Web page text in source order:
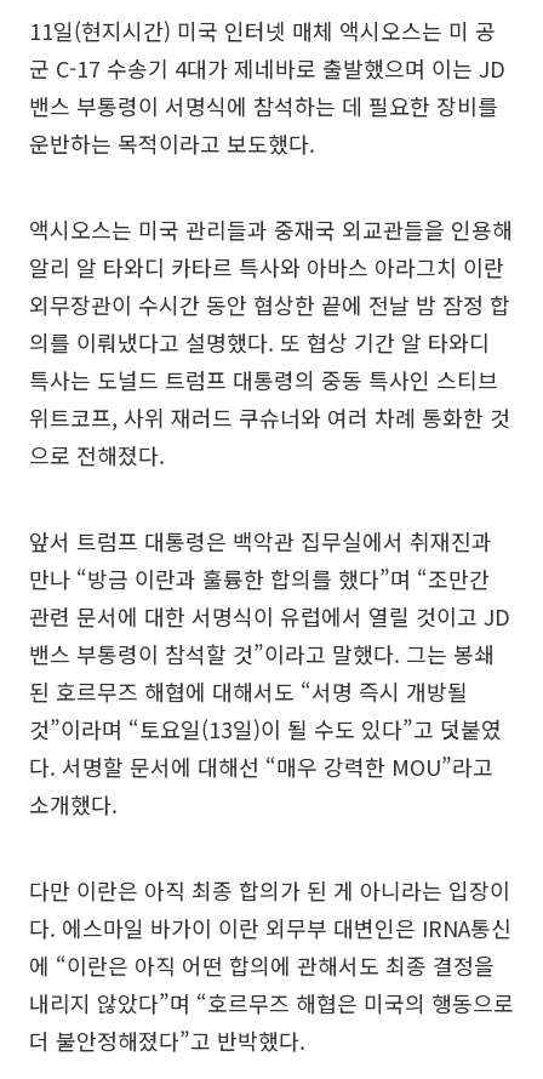
11일(현지시간) 미국 인터넷 매체 액시오스는 미 공
군 C-17 수송기 4대가 제네바로 출발했으며 이는 JD
밴스 부통령이 서명식에 참석하는 데 필요한 장비를
운반하는 목적이라고 보도했다.
액시오스는 미국 관리들과 중재국 외교관들을 인용해
알리 알 타와디 카타르 특사와 아바스 아라그치 이란
외무장관이 수시간 동안 협상한 끝에 전날 밤 잠정 합
의를 이뤄냈다고 설명했다. 또 협상 기간 알 타와디
특사는 도널드 트럼프 대통령의 중동 특사인 스티브
위트코프, 사위 재러드 쿠슈너와 여러 차례 통화한 것
으로 전해졌다.
앞서 트럼프 대통령은 백악관 집무실에서 취재진과
만나 “방금 이란과 훌륭한 합의를 했다”며 “조만간
관련 문서에 대한 서명식이 유럽에서 열릴 것이고 JD
밴스 부통령이 참석할 것”이라고 말했다. 그는 봉쇄
된 호르무즈 해협에 대해서도 “서명 즉시 개방될
것”이라며 “토요일(13일)이 될 수도 있다”고 덧붙였
다. 서명할 문서에 대해선 “매우 강력한 MOU”라고
소개했다.
다만 이란은 아직 최종 합의가 된 게 아니라는 입장이
다. 에스마일 바가이 이란 외무부 대변인은 IRNA통신
에 “이란은 아직 어떤 합의에 관해서도 최종 결정을
내리지 않았다”며 “호르무즈 해협은 미국의 행동으로
더 불안정해졌다”고 반박했다.